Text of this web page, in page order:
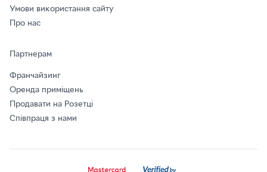
Умови використання сайту
Про нас
Партнерам
Франчайзинг
Оренда приміщень
Продавати на Розетці
Співпраця з нами